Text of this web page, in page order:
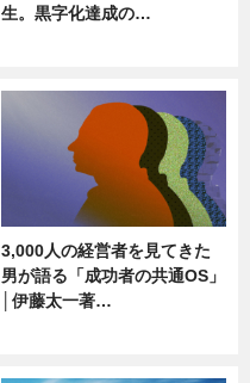
生。黒字化達成の…
3,000人の経営者を見てきた
男が語る「成功者の共通OS」
│伊藤太一著…